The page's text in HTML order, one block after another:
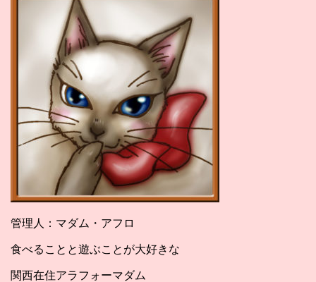
管理人：マダム・アフロ
食べることと遊ぶことが大好きな
関西在住アラフォーマダム